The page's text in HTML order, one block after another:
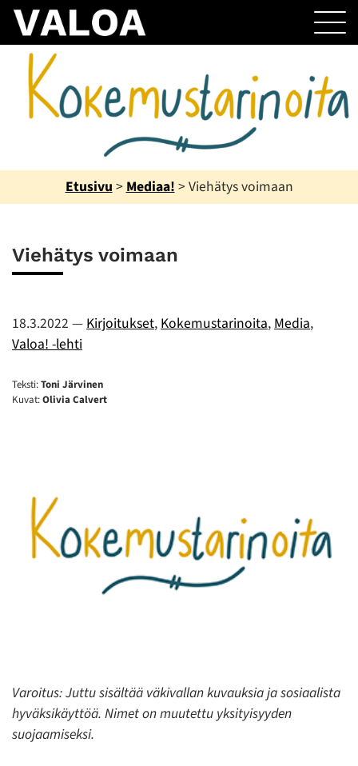
Etusivu > Mediaa! > Viehätys voimaan
Viehätys voimaan
18.3.2022 — Kirjoitukset, Kokemustarinoita, Media,
Valoa! -lehti
Teksti:Toni Järvinen
Kuvat:Olivia Calvert
Varoitus: Juttu sisältää väkivallan kuvauksia ja sosiaalista
hyväksikäyttöä. Nimet on muutettu yksityisyyden
suojaamiseksi.